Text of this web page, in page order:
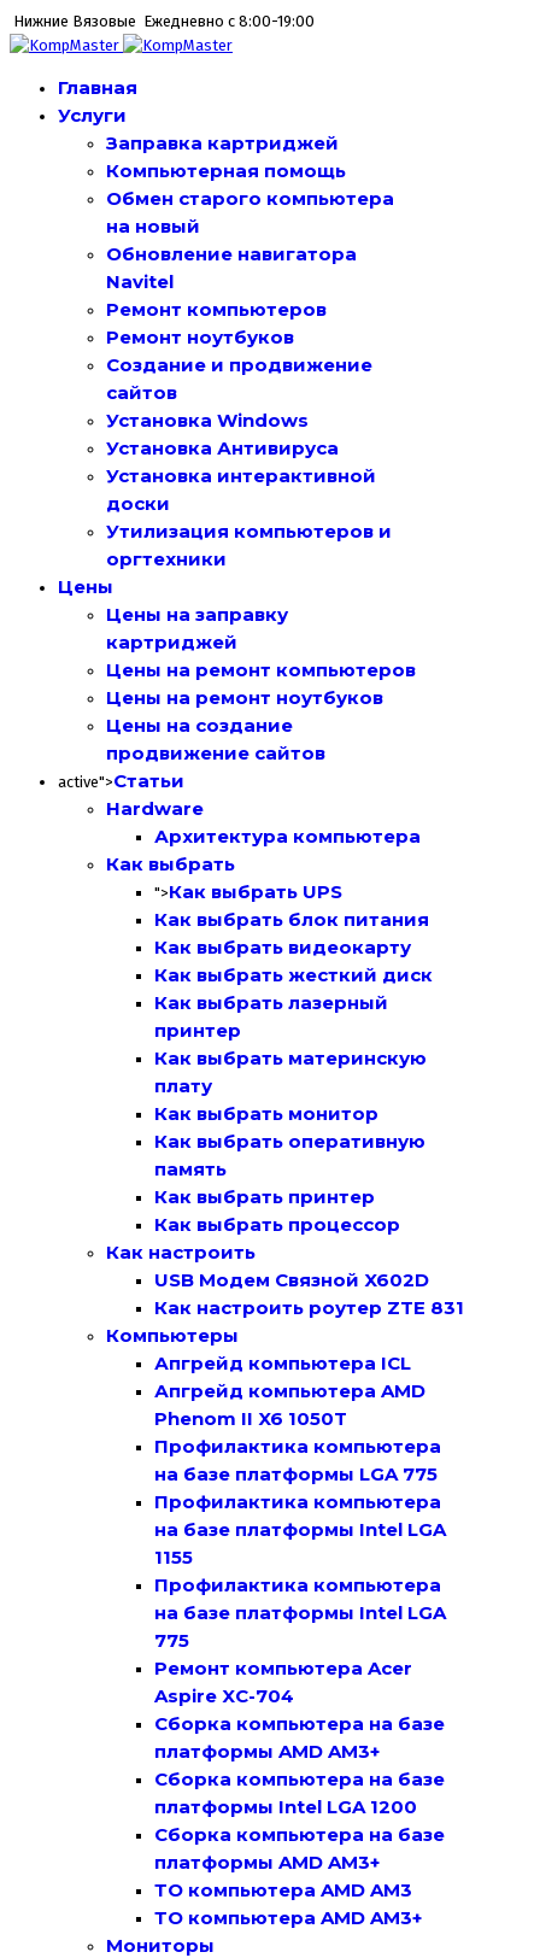
Нижние Вязовые Ежедневно с 8:00-19:00
Главная
Услуги
Заправка картриджей
Компьютерная помощь
Обмен старого компьютера
на новый
Обновление навигатора
Navitel
Ремонт компьютеров
Ремонт ноутбуков
Создание и продвижение
сайтов
Установка Windows
Установка Антивируса
Установка интерактивной
доски
Утилизация компьютеров и
оргтехники
Цены
Цены на заправку
картриджей
Цены на ремонт компьютеров
Цены на ремонт ноутбуков
Цены на создание
продвижение сайтов
active">Статьи
Hardware
Архитектура компьютера
Как выбрать
">Как выбрать UPS
Как выбрать блок питания
Как выбрать видеокарту
Как выбрать жесткий диск
Как выбрать лазерный
принтер
Как выбрать материнскую
плату
Как выбрать монитор
Как выбрать оперативную
память
Как выбрать принтер
Как выбрать процессор
Как настроить
USB Модем Связной X602D
Как настроить роутер ZTE 831
Компьютеры
Апгрейд компьютера ICL
Апгрейд компьютера AMD
Phenom II X6 1050T
Профилактика компьютера
на базе платформы LGA 775
Профилактика компьютера
на базе платформы Intel LGA
1155
Профилактика компьютера
на базе платформы Intel LGA
775
Ремонт компьютера Acer
Aspire XC-704
Сборка компьютера на базе
платформы AMD AM3+
Сборка компьютера на базе
платформы Intel LGA 1200
Сборка компьютера на базе
платформы AMD AM3+
ТО компьютера AMD AM3
ТО компьютера AMD AM3+
Мониторы